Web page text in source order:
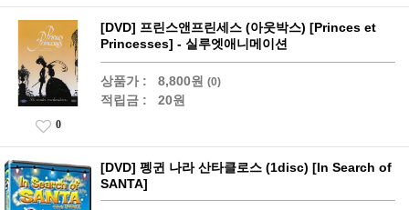
[DVD] 프린스앤프린세스 (아웃박스) [Princes et
Princesses] - 실루엣애니메이션
상품가 : 8,800원 (0)
적립금 : 20원
0
[DVD] 펭귄 나라 산타클로스 (1disc) [In Search of
SANTA]